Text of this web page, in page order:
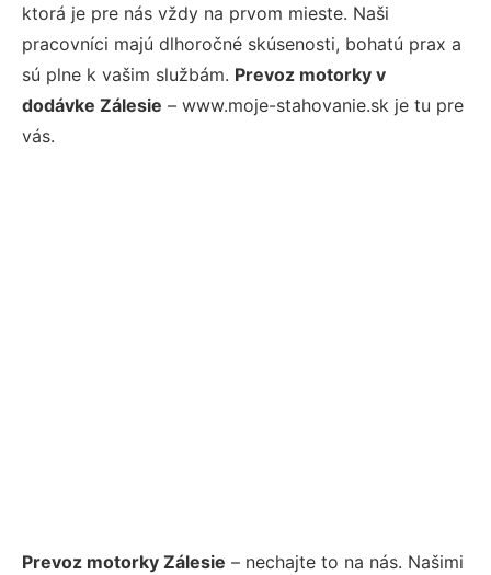
ktorá je pre nás vždy na prvom mieste. Naši
pracovníci majú dlhoročné skúsenosti, bohatú prax a
sú plne k vašim službám. Prevoz motorky v
dodávke Zálesie – www.moje-stahovanie.sk je tu pre
vás.
Prevoz motorky Zálesie – nechajte to na nás. Našimi